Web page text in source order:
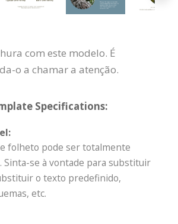
com este modelo. É
o a chamar a atenção.
Specifications:
folheto pode ser totalmente
Sinta-se à vontade para substituir
o texto predefinido,
etc.